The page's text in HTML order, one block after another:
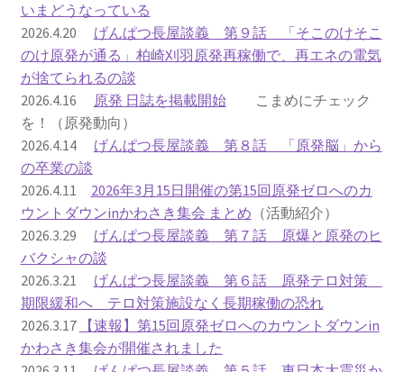
2025.3.23第14回原発ゼロへのカウントダウンinかわさ
き集会開催
2026.3.15 第１５回原発ゼロへのカウントダウンinか
わさき集会開催
ギャラリー
ギャラリー_2023.3.12
ギャラリー_2024.3.10
ギャラリー_2025.3.23
ギャラリー_2026.3.15
いまどうなっている
2026.4.20 げんぱつ長屋談義 第９話 「そこのけそこ
のけ原発が通る」柏崎刈羽原発再稼働で、再エネの電気
が捨てられるの談
2026.4.16 原発 日誌を掲載開始こまめにチェック
を！（原発動向）
2026.4.14 げんぱつ長屋談義 第８話 「原発脳」から
の卒業の談
2026.4.11 2026年3月15日開催の第15回原発ゼロへのカ
ウントダウンinかわさき集会 まとめ （活動紹介）
2026.3.29 げんぱつ長屋談義 第７話 原爆と原発のヒ
バクシャの談
2026.3.21 げんぱつ長屋談義 第６話 原発テロ対策
期限緩和へ テロ対策施設なく長期稼働の恐れ
2026.3.17
【速報】第15回原発ゼロへのカウントダウンin
かわさき集会が開催されました